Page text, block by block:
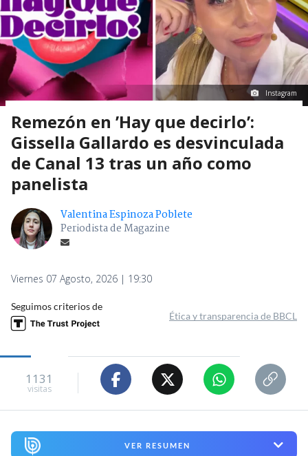
Instagram
Remezón en ’Hay que decirlo’:
Gissella Gallardo es desvinculada
de Canal 13 tras un año como
panelista
Valentina Espinoza Poblete
Periodista de Magazine
Viernes 07 Agosto, 2026 | 19:30
Seguimos criterios de
Ética y transparencia de BBCL
1131
visitas
VER RESUMEN